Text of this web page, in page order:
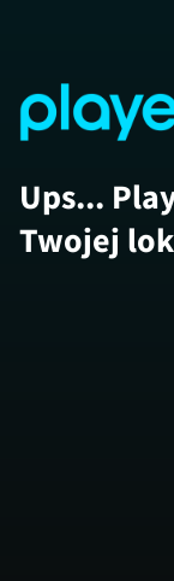
Ups...
Twojej